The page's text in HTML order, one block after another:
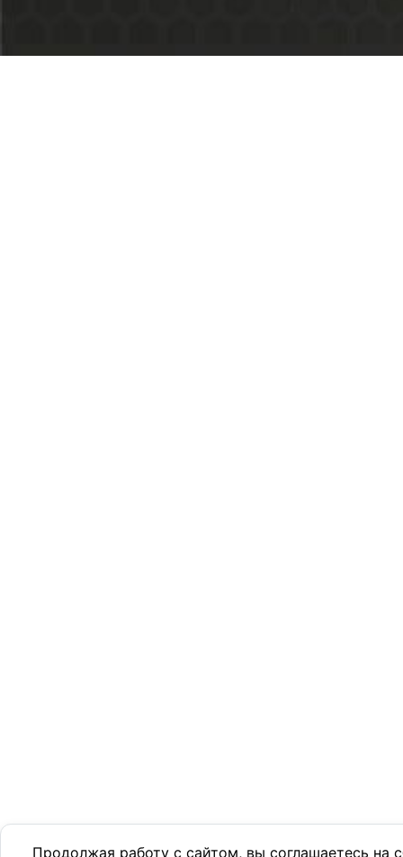
Продолжая работу с сайтом, вы соглашаетесь на